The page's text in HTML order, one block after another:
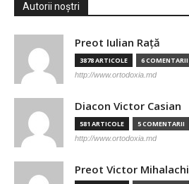
Autorii noștri
Preot Iulian Raţă
3878 ARTICOLE 6 COMENTARII
http://www.ortodoxia.md
Diacon Victor Casian
581 ARTICOLE 5 COMENTARII
http://www.ortodoxia.md
Preot Victor Mihalachi